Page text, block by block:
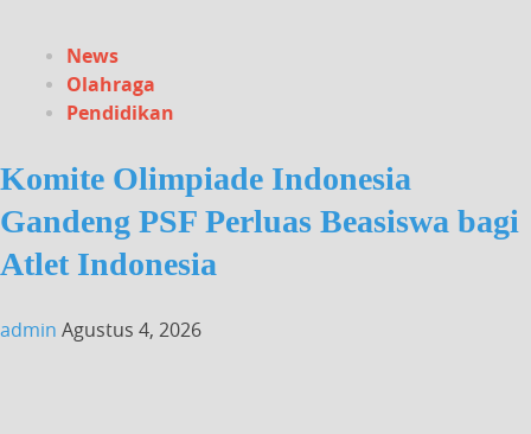
News
Olahraga
Pendidikan
Komite Olimpiade Indonesia
Gandeng PSF Perluas Beasiswa bagi
Atlet Indonesia
admin Agustus 4, 2026